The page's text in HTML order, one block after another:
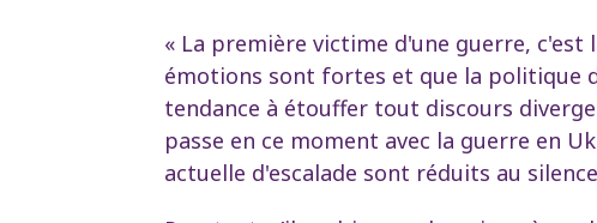
« La première victime d'une guerre,
émotions sont fortes et que la politique
tendance à étouffer tout discours
passe en ce moment avec la guerre en
actuelle d'escalade sont réduits au